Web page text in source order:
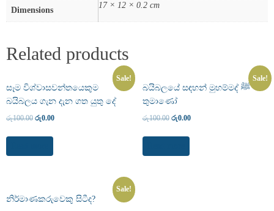
Dimensions
17 × 12 × 0.2 cm
Related products
Sale!
සෑම විශ්වාසවන්තයෙකුම
බයිබලය ගැන දැන ගත යුතු දේ
රු100.00 රු0.00
Sale!
බයිබලයේ සඳහන් මුහම්මද් ﷺ
තුමාණෝ
රු100.00 රු0.00
Sale!
නිර්මාණකරුවෙකු සිටීද?